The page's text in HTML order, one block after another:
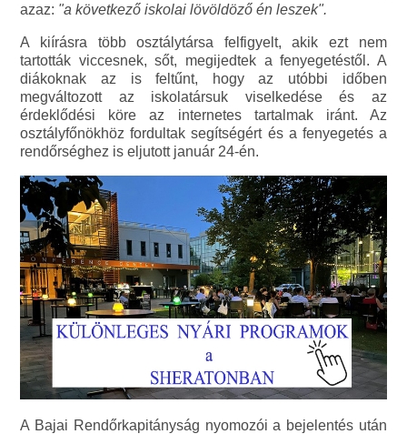
azaz: "a következő iskolai lövöldöző én leszek".
A kiírásra több osztálytársa felfigyelt, akik ezt nem
tartották viccesnek, sőt, megijedtek a fenyegetéstől. A
diákoknak az is feltűnt, hogy az utóbbi időben
megváltozott az iskolatársuk viselkedése és az
érdeklődési köre az internetes tartalmak iránt. Az
osztályfőnökhöz fordultak segítségért és a fenyegetés a
rendőrséghez is eljutott január 24-én.
A Bajai Rendőrkapitányság nyomozói a bejelentés után